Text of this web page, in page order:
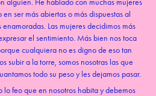
alguien. He hablado con muchas mujeres
ser más abiertas o más dispuestas al
Las mujeres decidimos más
el sentimiento. Más bien nos toca
cualquiera no es digno de eso tan
subir a la torre, somos nosotras las que
todo su peso y les dejamos pasar.
lo feo que en nosotros habita y debemos